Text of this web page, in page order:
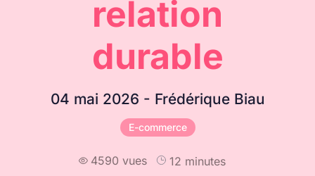
relation
durable
04 mai 2026 - Frédérique Biau
E-commerce
 4590 vues 12 minutes